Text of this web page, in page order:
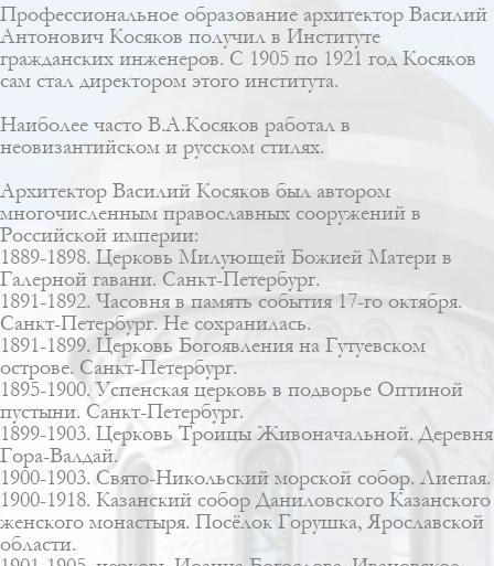
Профессиональное образование архитектор Василий
Антонович Косяков получил в Институте
гражданских инженеров. С 1905 по 1921 год Косяков
сам стал директором этого института.
Наиболее часто В.А.Косяков работал в
неовизантийском и русском стилях.
Архитектор Василий Косяков был автором
многочисленным православных сооружений в
Российской империи:
1889-1898. Церковь Милующей Божией Матери в
Галерной гавани. Санкт-Петербург.
1891-1892. Часовня в память события 17-го октября.
Санкт-Петербург. Не сохранилась.
1891-1899. Церковь Богоявления на Гутуевском
острове. Санкт-Петербург.
1895-1900. Успенская церковь в подворье Оптиной
пустыни. Санкт-Петербург.
1899-1903. Церковь Троицы Живоначальной. Деревня
Гора-Валдай.
1900-1903. Свято-Никольский морской собор. Лиепая.
1900-1918. Казанский собор Даниловского Казанского
женского монастыря. Посёлок Горушка, Ярославской
области.